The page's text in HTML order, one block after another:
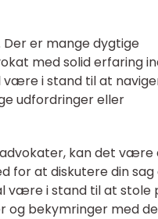
er mange dygtige
med solid erfaring
være i stand til at
udfordringer eller
kan det være
for at diskutere din sag
være i stand til at stole
og bekymringer med